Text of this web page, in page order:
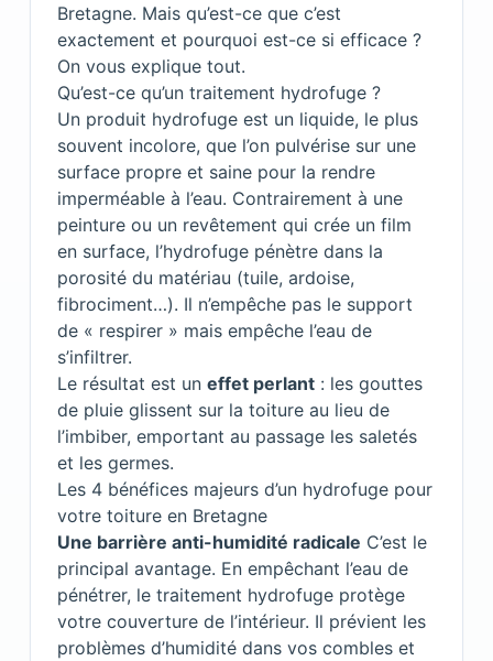
Bretagne. Mais qu’est-ce que c’est
exactement et pourquoi est-ce si efficace ?
On vous explique tout.
Qu’est-ce qu’un traitement hydrofuge ?
Un produit hydrofuge est un liquide, le plus
souvent incolore, que l’on pulvérise sur une
surface propre et saine pour la rendre
imperméable à l’eau. Contrairement à une
peinture ou un revêtement qui crée un film
en surface, l’hydrofuge pénètre dans la
porosité du matériau (tuile, ardoise,
fibrociment…). Il n’empêche pas le support
de « respirer » mais empêche l’eau de
s’infiltrer.
Le résultat est uneffet perlant : les gouttes
de pluie glissent sur la toiture au lieu de
l’imbiber, emportant au passage les saletés
et les germes.
Les 4 bénéfices majeurs d’un hydrofuge pour
votre toiture en Bretagne
Une barrière anti-humidité radicale C’est le
principal avantage. En empêchant l’eau de
pénétrer, le traitement hydrofuge protège
votre couverture de l’intérieur. Il prévient les
problèmes d’humidité dans vos combles et